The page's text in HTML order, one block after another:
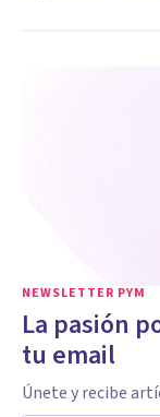
NEWSLETTER PYM
La pasión
tu email
Únete y recibe